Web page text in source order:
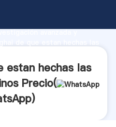
avanzada y
estan hechas las
Precio(
)